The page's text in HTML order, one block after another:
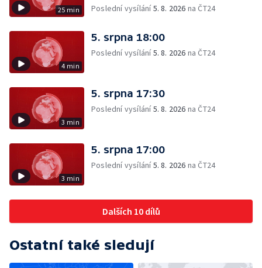
25 min
Poslední vysílání5. 8. 2026 na ČT24
4 min
5. srpna 18:00
Poslední vysílání5. 8. 2026 na ČT24
3 min
5. srpna 17:30
Poslední vysílání5. 8. 2026 na ČT24
3 min
5. srpna 17:00
Poslední vysílání5. 8. 2026 na ČT24
Dalších 10 dílů
Ostatní také sledují